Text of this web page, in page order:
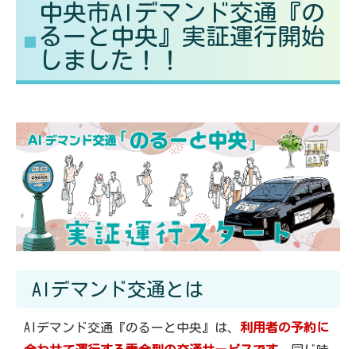
中央市AIデマンド交通『の
るーと中央』実証運行開始
しました！！
AIデマンド交通とは
AIデマンド交通『のるーと中央』は、 利用者の予約に